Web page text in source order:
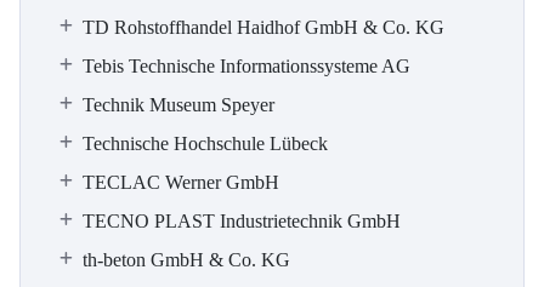
TD Rohstoffhandel Haidhof GmbH & Co. KG
Tebis Technische Informationssysteme AG
Technik Museum Speyer
Technische Hochschule Lübeck
TECLAC Werner GmbH
TECNO PLAST Industrietechnik GmbH
th-beton GmbH & Co. KG